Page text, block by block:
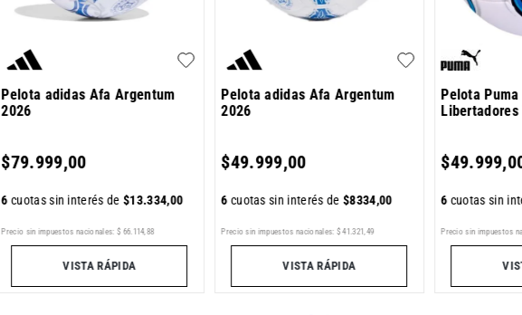
Pelota adidas Afa Argentum
2026
$79.999,00
6cuotas sin interés de$13.334,00
Precio sin impuestos nacionales: $ 66. 114,88
VISTA RÁPIDA
Pelota adidas Afa Argentum
2026
$49.999,00
6cuotas sin interés de$8334,00
Precio sin impuestos nacionales: $ 41 .321,49
VISTA RÁPIDA
Pelota
$49.999,
6cuotas sin
Precio sin impuestos